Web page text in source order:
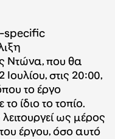
specific
Ντώνα, που θα
στις 20:00,
το έργο
ίδιο το τοπίο.
ως μέρος
έργου, όσο αυτό